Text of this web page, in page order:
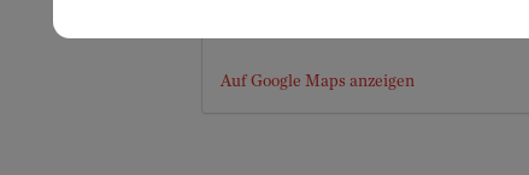
Auf Google Maps anzeigen